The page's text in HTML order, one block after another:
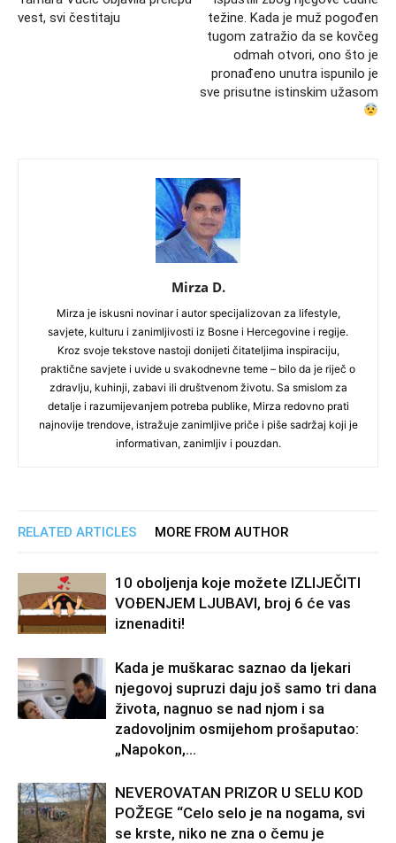
vest, svi čestitaju
težine. Kada je muž pogođen
tugom zatražio da se kovčeg
odmah otvori, ono što je
pronađeno unutra ispunilo je
sve prisutne istinskim užasom
Mirza D.
Mirza je iskusni novinar i autor specijalizovan za lifestyle,
savjete, kulturu i zanimljivosti iz Bosne i Hercegovine i regije.
Kroz svoje tekstove nastoji donijeti čitateljima inspiraciju,
praktične savjete i uvide u svakodnevne teme – bilo da je riječ o
zdravlju, kuhinji, zabavi ili društvenom životu. Sa smislom za
detalje i razumijevanjem potreba publike, Mirza redovno prati
najnovije trendove, istražuje zanimljive priče i piše sadržaj koji je
informativan, zanimljiv i pouzdan.
RELATED ARTICLES MORE FROM AUTHOR
10 oboljenja koje možete IZLIJEČITI
VOĐENJEM LJUBAVI, broj 6 će vas
iznenaditi!
Kada je muškarac saznao da ljekari
njegovoj supruzi daju još samo tri dana
života, nagnuo se nad njom i sa
zadovoljnim osmijehom prošaputao:
„Napokon,...
NEVEROVATAN PRIZOR U SELU KOD
POŽEGE “Celo selo je na nogama, svi
se krste, niko ne zna o čemu je